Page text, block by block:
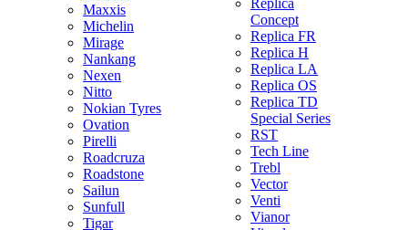
Maxxis
Michelin
Mirage
Nankang
Nexen
Nitto
Nokian Tyres
Ovation
Pirelli
Roadcruza
Roadstone
Sailun
Sunfull
Tigar
Replica
Concept
Replica FR
Replica H
Replica LA
Replica OS
Replica TD
Special Series
RST
Tech Line
Trebl
Vector
Venti
Vianor